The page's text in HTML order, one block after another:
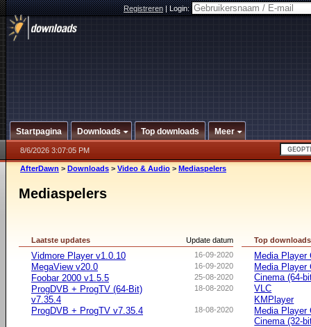
Registreren|Login:
Startpagina Downloads Top downloads Meer
8/6/2026 3:07:05 PM
AfterDawn > Downloads > Video & Audio > Mediaspelers
Mediaspelers
Update datum
Laatste updates
16-09-2020
Vidmore Player v1.0.10
16-09-2020
MegaView v20.0
25-08-2020
Foobar 2000 v1.5.5
18-08-2020
ProgDVB + ProgTV (64-Bit)
v7.35.4
18-08-2020
ProgDVB + ProgTV v7.35.4
Top downloads
Media Player
Media Player
Cinema (64-
VLC
KMPlayer
Media Player
Cinema (32-